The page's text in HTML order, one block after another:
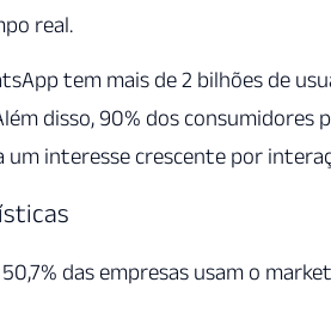
real.
tem mais de 2 bilhões de
disso, 90% dos
um interesse crescente por
das empresas usam o